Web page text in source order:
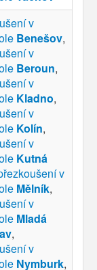
v
Benešov,
v
Beroun,
v
Kladno,
v
Kolín,
v
Kutná
v
Mělník,
v
Mladá
,
v
Nymburk,